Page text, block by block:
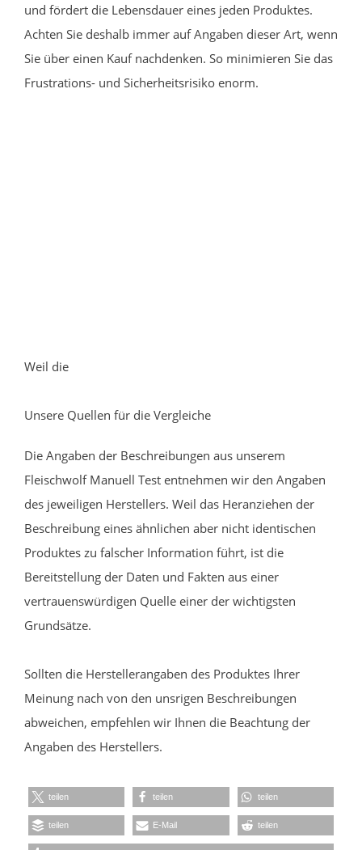
und fördert die Lebensdauer eines jeden Produktes.
Achten Sie deshalb immer auf Angaben dieser Art, wenn
Sie über einen Kauf nachdenken. So minimieren Sie das
Frustrations- und Sicherheitsrisiko enorm.
Weil die
Unsere Quellen für die Vergleiche
Die Angaben der Beschreibungen aus unserem
Fleischwolf Manuell Test entnehmen wir den Angaben
des jeweiligen Herstellers. Weil das Heranziehen der
Beschreibung eines ähnlichen aber nicht identischen
Produktes zu falscher Information führt, ist die
Bereitstellung der Daten und Fakten aus einer
vertrauenswürdigen Quelle einer der wichtigsten
Grundsätze.
Sollten die Herstellerangaben des Produktes Ihrer
Meinung nach von den unsrigen Beschreibungen
abweichen, empfehlen wir Ihnen die Beachtung der
Angaben des Herstellers.
teilen teilen teilen
teilen E-Mail teilen